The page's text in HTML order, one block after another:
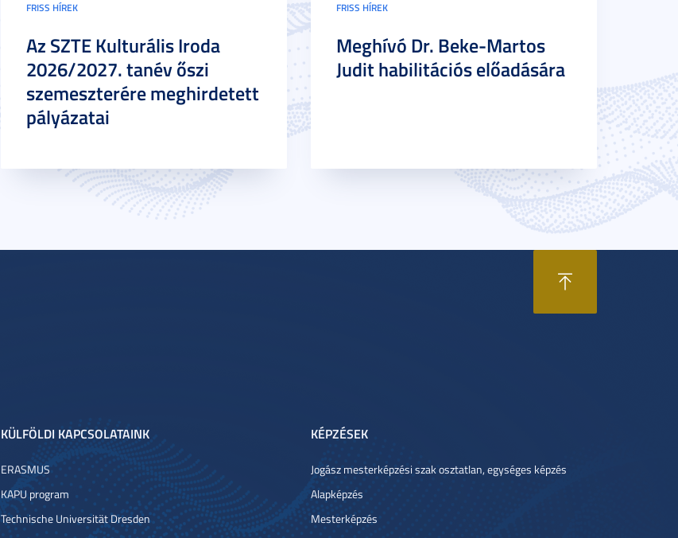
FRISS HÍREK
Az SZTE Kulturális Iroda
2026/2027. tanév őszi
szemeszterére meghirdetett
pályázatai
FRISS HÍREK
Meghívó Dr. Beke-Martos
Judit habilitációs előadására
KÜLFÖLDI KAPCSOLATAINK
ERASMUS
KAPU program
Technische Universität Dresden
KÉPZÉSEK
Jogász mesterképzési szak osztatlan, egységes képzés
Alapképzés
Mesterképzés